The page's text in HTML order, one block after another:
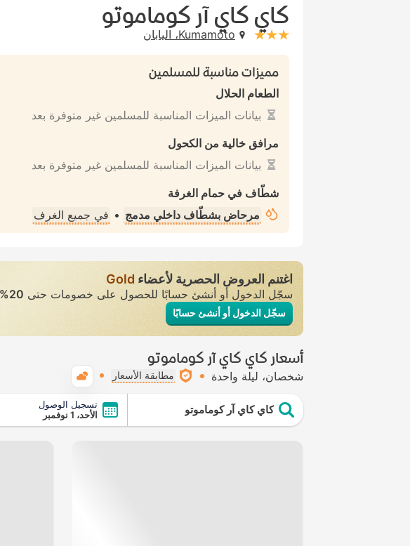
كاي كاي آر كوماموتو
stars: 3Kumamoto، اليابان
مميزات مناسبة للمسلمين
الطعام الحلال
بيانات الميزات المناسبة للمسلمين غير متوفرة بعد
مرافق خالية من الكحول
بيانات الميزات المناسبة للمسلمين غير متوفرة بعد
شطّاف في حمام الغرفة
مرحاض بشطّاف داخلي مدمج • في جميع الغرف
اغتنم العروض الحصرية لأعضاء Gold
سجّل الدخول أو أنشئ حسابًا للحصول على خصومات حتى 20%
سجّل الدخول أو أنشئ حسابًا
أسعار كاي كاي آر كوماموتو
شخصان ليلة واحدة مطابقة الأسعار
كاي كاي آر كوماموتو
تسجيل الوصول
الأحد، 1 نوفمبر